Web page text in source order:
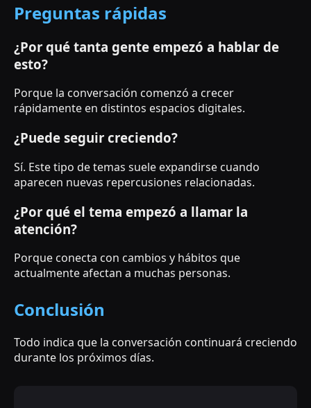
Preguntas rápidas
¿Por qué tanta gente empezó a hablar de
esto?
Porque la conversación comenzó a crecer
rápidamente en distintos espacios digitales.
¿Puede seguir creciendo?
Sí. Este tipo de temas suele expandirse cuando
aparecen nuevas repercusiones relacionadas.
¿Por qué el tema empezó a llamar la
atención?
Porque conecta con cambios y hábitos que
actualmente afectan a muchas personas.
Conclusión
Todo indica que la conversación continuará creciendo
durante los próximos días.